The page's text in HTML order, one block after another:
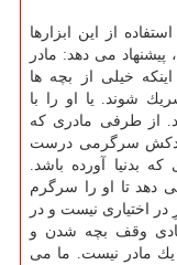
از این ابزارها
پیشنهاد می دهد: مادر
خیلی از بچه ها
شوند. یا او را با
از طرفی مادری كه
سرگرمی درست
بدنیا آورده باشد.
تا او را سرگرم
اختیاری نیست و در
وقف بچه شدن و
یك مادر نیست. ما می